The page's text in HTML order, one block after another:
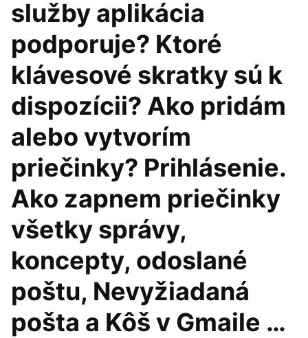
služby aplikácia
podporuje? Ktoré
klávesové skratky sú k
dispozícii? Ako pridám
alebo vytvorím
priečinky? Prihlásenie.
Ako zapnem priečinky
všetky správy,
koncepty, odoslané
poštu, Nevyžiadaná
pošta a Kôš v Gmaile …